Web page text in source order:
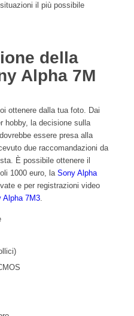
il più possibile
della
Alpha 7M
ottenere dalla tua foto. Dai
hobby, la decisione sulla
essere presa alla
due raccomandazioni da
È possibile ottenere il
1000 euro, la Sony Alpha
e per registrazioni video
Alpha 7M3.